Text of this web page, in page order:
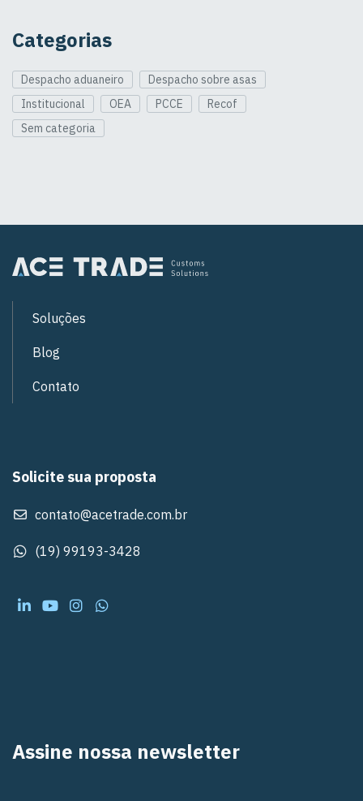
Categorias
Despacho aduaneiro
Despacho sobre asas
Institucional
OEA PCCE
Recof
Sem categoria
Soluções
Blog
Contato
Assine nossa newsletter
Solicite sua proposta
contato@acetrade.com.br
(19) 99193-3428